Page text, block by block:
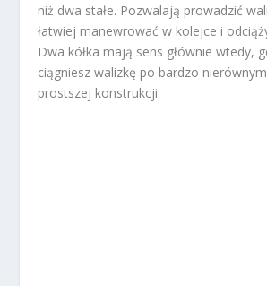
niż dwa stałe. Pozwalają prowadzić
łatwiej manewrować w kolejce i
Dwa kółka mają sens głównie wtedy,
ciągniesz walizkę po bardzo
prostszej konstrukcji.